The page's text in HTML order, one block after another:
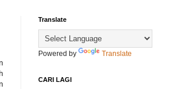
Translate
Powered by Translate
CARI LAGI